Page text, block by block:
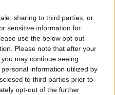
sharing to third parties, or
sensitive information for
use the below opt-out
Please note that after your
may continue seeing
information utilized by
to third parties prior to
opt-out of the further
in provincia di Arezzo.
più economici dove fare